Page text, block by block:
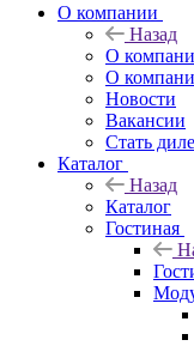
О компании
Назад
О
О
Новости
Вакансии
Стать
Каталог
Назад
Каталог
Гостиная